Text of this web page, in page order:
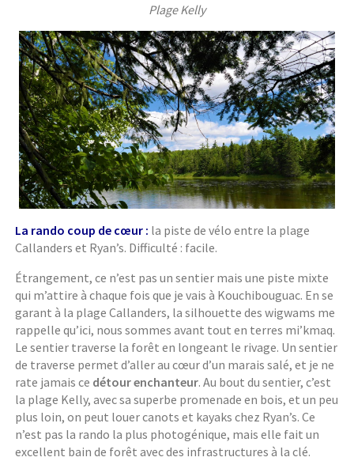
Plage Kelly
La rando coup de cœur : la piste de vélo entre la plage
Callanders et Ryan’s. Difficulté : facile.
Étrangement, ce n’est pas un sentier mais une piste mixte
qui m’attire à chaque fois que je vais à Kouchibouguac. En se
garant à la plage Callanders, la silhouette des wigwams me
rappelle qu’ici, nous sommes avant tout en terres mi’kmaq.
Le sentier traverse la forêt en longeant le rivage. Un sentier
de traverse permet d’aller au cœur d’un marais salé, et je ne
rate jamais ce détour enchanteur. Au bout du sentier, c’est
la plage Kelly, avec sa superbe promenade en bois, et un peu
plus loin, on peut louer canots et kayaks chez Ryan’s. Ce
n’est pas la rando la plus photogénique, mais elle fait un
excellent bain de forêt avec des infrastructures à la clé.